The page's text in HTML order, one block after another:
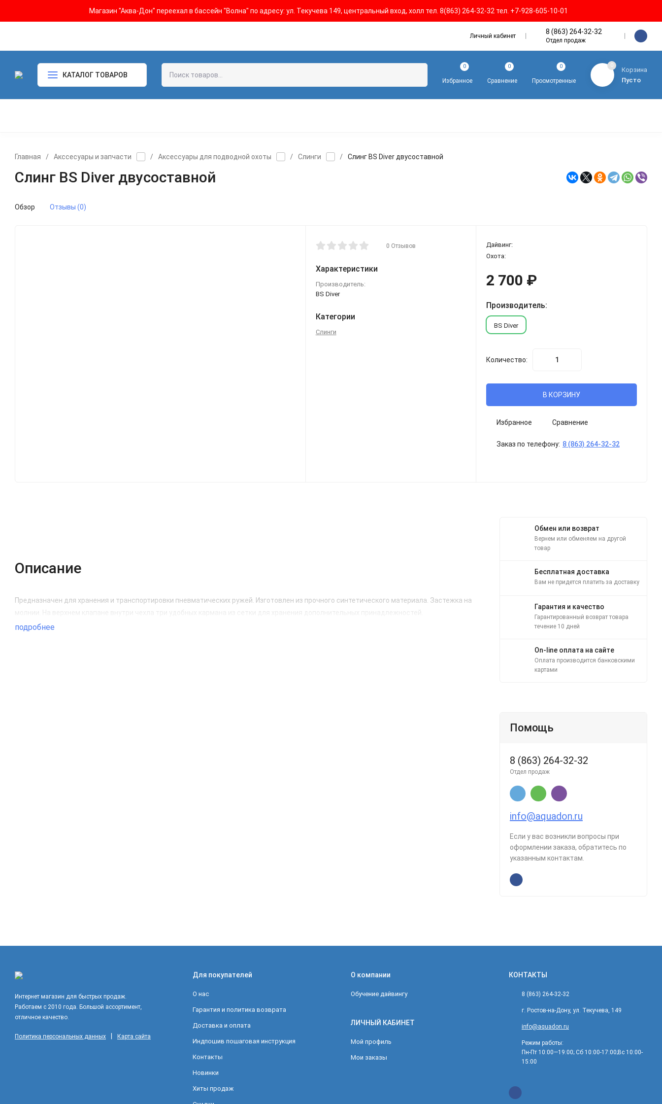
Магазин "Аква-Дон" переехал в бассейн "Волна" по адресу: ул. Текучева 149, центральный вход, холл тел. 8(863) 264-32-32 тел. +7-928-605-10-01
Личный кабинет
8 (863) 264-32-32
Отдел продаж
КАТАЛОГ ТОВАРОВ
Избранное
0
Сравнение
0
Просмотренные
0 0
Корзина
Пусто
Главная / Акссесуары и запчасти / Аксессуары для подводной охоты / Слинги / Слинг BS Diver двусоставной
Слинг BS Diver двусоставной
Обзор Отзывы (0)
0 Отзывов
Характеристики
Производитель:
BS Diver
Категории
Слинги
Дайвинг:
Охота:
2 700 ₽
Производитель:
BS Diver
Количество:
В КОРЗИНУ
Избранное Сравнение
Заказ по телефону: 8 (863) 264-32-32
Описание
Предназначен для хранения и транспортировки пневматических ружей. Изготовлен из прочного синтетического материала. Застежка на
молнии. На верхнем клапане внутри чехла три удобных кармана из сетки для хранения дополнительных принадлежностей.
подробнее
Обмен или возврат
Вернем или обменяем на другой
товар
Бесплатная доставка
Вам не придется платить за доставку
Гарантия и качество
Гарантированный возврат товара
течение 10 дней
On-line оплата на сайте
Оплата производится банковскими
картами
Помощь
8 (863) 264-32-32
Отдел продаж
info@aquadon.ru
Если у вас возникли вопросы при
оформлении заказа, обратитесь по
указанным контактам.
Интернет магазин для быстрых продаж.
Работаем с 2010 года. Большой ассортимент,
отличное качество.
Политика персональных данных Карта сайта
Для покупателей
О нас
Гарантия и политика возврата
Доставка и оплата
Индпошив пошаговая инструкция
Контакты
Новинки
Хиты продаж
О компании
Обучение дайвингу
ЛИЧНЫЙ КАБИНЕТ
Мой профиль
Мои заказы
КОНТАКТЫ
8 (863) 264-32-32
г. Ростов-на-Дону, ул. Текучева, 149
info@aquadon.ru
Режим работы:
Пн-Пт 10:00—19:00; Сб 10:00-17:00;Вс 10:00-
15:00